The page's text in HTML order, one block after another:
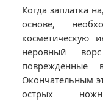
Когда заплатка
основе,
косметическую
неровный
поврежденные
Окончательным
острых